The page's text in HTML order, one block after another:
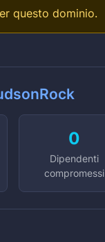
questo dominio.
0
Dipendenti
compromessi